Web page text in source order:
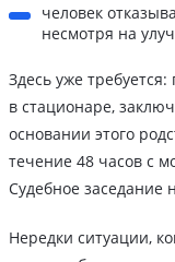
человек
несмотря на
Здесь уже
в стационаре,
основании этого
течение 48 часов с
Судебное заседание
Нередки ситуации,